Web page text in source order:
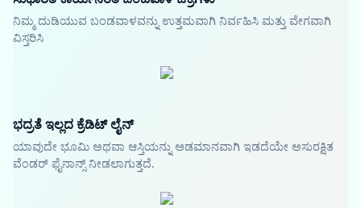
ನಿಮ್ಮ ದುಡಿಯುವ ಬಂಡವಾಳವನ್ನು ಉತ್ತಮವಾಗಿ ನಿರ್ವಹಿಸಿ ಮತ್ತು ವೇಗವಾಗಿ
ವಿಸ್ತರಿಸಿ
ಭದ್ರತೆ ಇಲ್ಲದ ಕ್ರೆಡಿಟ್ ಲೈನ್
ಯಾವುದೇ ಭೂಮಿ ಅಥವಾ ಆಸ್ತಿಯನ್ನು ಅಡಮಾನವಾಗಿ ಇಡದೆಯೇ ಅಸುರಕ್ಷಿತ
ವೆಂಡರ್ ಫೈನಾನ್ಸ್ ನೀಡಲಾಗುತ್ತದೆ.